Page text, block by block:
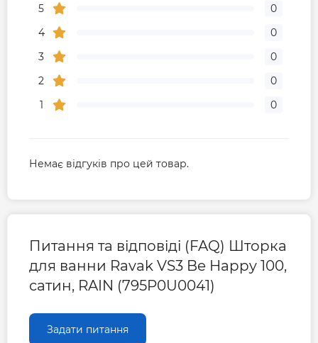
5
0
4
0
3
0
2
0
1
0
Немає відгуків про цей товар.
Питання та відповіді (FAQ) Шторка
для ванни Ravak VS3 Be Happy 100,
сатин, RAIN (795P0U0041)
Задати питання